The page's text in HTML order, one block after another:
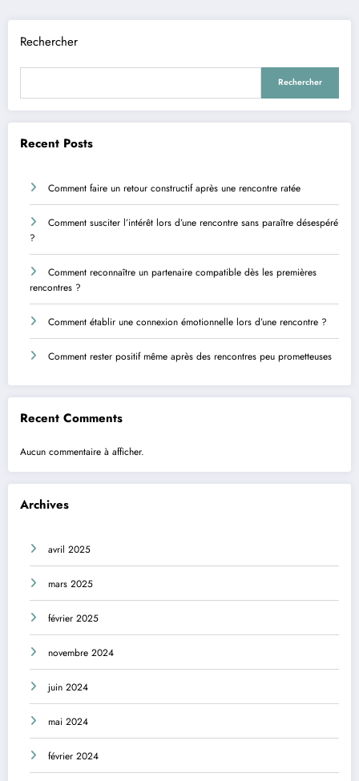
Rechercher
Rechercher
Recent Posts
Comment faire un retour constructif après une rencontre ratée
Comment susciter l’intérêt lors d’une rencontre sans paraître désespéré
?
Comment reconnaître un partenaire compatible dès les premières
rencontres ?
Comment établir une connexion émotionnelle lors d’une rencontre ?
Comment rester positif même après des rencontres peu prometteuses
Recent Comments
Aucun commentaire à afficher.
Archives
avril 2025
mars 2025
février 2025
novembre 2024
juin 2024
mai 2024
février 2024